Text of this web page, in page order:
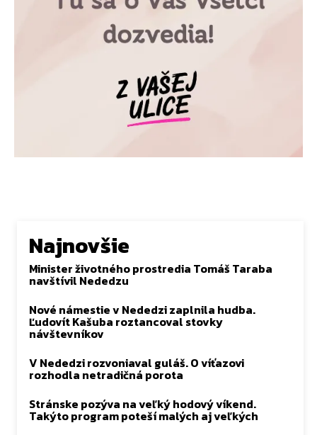
Najnovšie
Minister životného prostredia Tomáš Taraba
navštívil Nededzu
Nové námestie v Nededzi zaplnila hudba.
Ľudovít Kašuba roztancoval stovky
návštevníkov
V Nededzi rozvoniaval guláš. O víťazovi
rozhodla netradičná porota
Stránske pozýva na veľký hodový víkend.
Takýto program poteší malých aj veľkých